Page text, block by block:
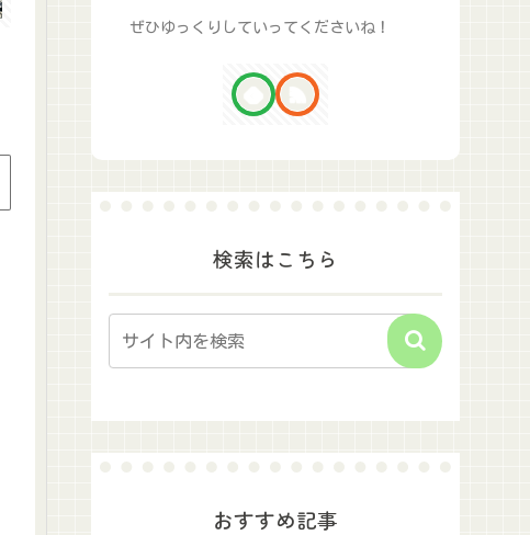
ぜひゆっくりしていってくださいね！
検索はこちら
おすすめ記事